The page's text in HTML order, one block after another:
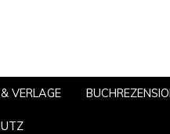
VERLAGE